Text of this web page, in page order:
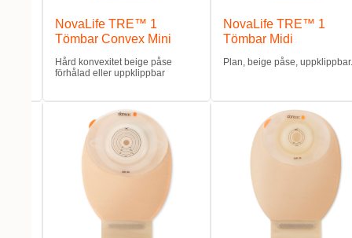
NovaLife TRE™ 1
Tömbar Convex Mini
Hård konvexitet beige påse
förhålad eller uppklippbar
NovaLife TRE™ 1
Tömbar Midi
Plan, beige påse, uppklippbar.